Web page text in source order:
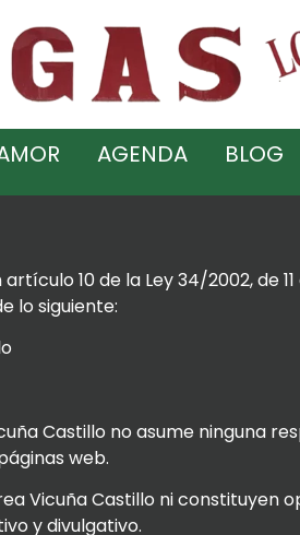
AGENDA BLOG
10 de la Ley 34/2002, de
lo siguiente:
Castillo no asume ninguna
web.
Vicuña Castillo ni constituyen
y divulgativo.